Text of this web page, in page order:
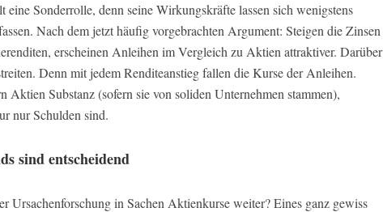
eine Sonderrolle, denn seine Wirkungskräfte lassen sich wenigstens
Nach dem jetzt häufig vorgebrachten Argument: Steigen die Zinsen
erscheinen Anleihen im Vergleich zu Aktien attraktiver. Darüber
Denn mit jedem Renditeanstieg fallen die Kurse der Anleihen.
Aktien Substanz (sofern sie von soliden Unternehmen stammen),
nur Schulden sind.
sind entscheidend
Ursachenforschung in Sachen Aktienkurse weiter? Eines ganz gewiss